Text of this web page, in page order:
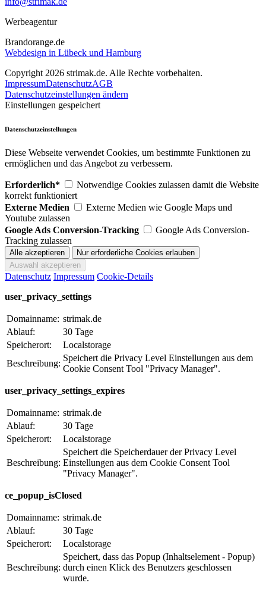
Werbeagentur
Brandorange.de
Webdesign in Lübeck und Hamburg
Copyright 2026 strimak.de. Alle Rechte vorbehalten.
ImpressumDatenschutzAGB
Datenschutzeinstellungen ändern
Einstellungen gespeichert
Datenschutzeinstellungen
Diese Webseite verwendet Cookies, um bestimmte Funktionen zu
ermöglichen und das Angebot zu verbessern.
Erforderlich*
Notwendige Cookies zulassen damit die Website
korrekt funktioniert
Externe Medien
Externe Medien wie Google Maps und
Youtube zulassen
Google Ads Conversion-Tracking
Google Ads Conversion-
Tracking zulassen
Datenschutz Impressum Cookie-Details
user_privacy_settings
Domainname: strimak.de
Ablauf:
30 Tage
Speicherort:
Localstorage
Beschreibung:
Speichert die Privacy Level Einstellungen aus dem
Cookie Consent Tool "Privacy Manager".
user_privacy_settings_expires
Domainname: strimak.de
Ablauf:
30 Tage
Speicherort:
Localstorage
Beschreibung:
Speichert die Speicherdauer der Privacy Level
Einstellungen aus dem Cookie Consent Tool
"Privacy Manager".
ce_popup_isClosed
Domainname: strimak.de
Ablauf:
30 Tage
Speicherort:
Localstorage
Beschreibung:
Speichert, dass das Popup (Inhaltselement - Popup)
durch einen Klick des Benutzers geschlossen
wurde.